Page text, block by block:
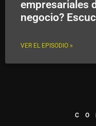
empresariales
negocio?
VER EL EPISODIO »